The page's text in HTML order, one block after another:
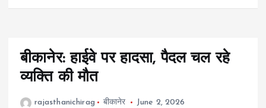
बीकानेर: हाईवे पर हादसा, पैदल चल रहे
व्यक्ति की मौत
rajasthanichirag बीकानेर June 2, 2026